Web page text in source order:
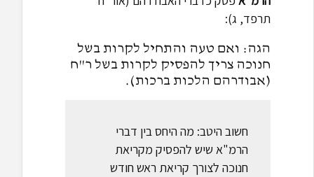
תרפד, ג):
הגה: ואם טעה והתחיל לקרות בשל
חנוכה צריך להפסיק לקרות בשל ר"ח
(אבודרהם הלכות ברכות).
חשוב היטב: מה היחס בין דברי
הרמ"א שיש להפסיק מקריאת
חנוכה לצורך קריאת ראש חודש